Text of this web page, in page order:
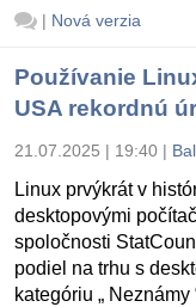
| Nová verzia
Používanie
USA rekordnú
21.07.2025 | 19:40 |
Linux prvýkrát v
desktopovými
spoločnosti
podiel na trhu s
kategóriu „